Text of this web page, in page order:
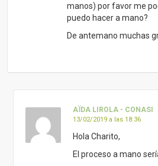
manos) por favor me
puedo hacer a mano?
De antemano muchas
AÏDA LIROLA - CONASI
13/02/2019 a las 18:36
Hola Charito,
El proceso a mano